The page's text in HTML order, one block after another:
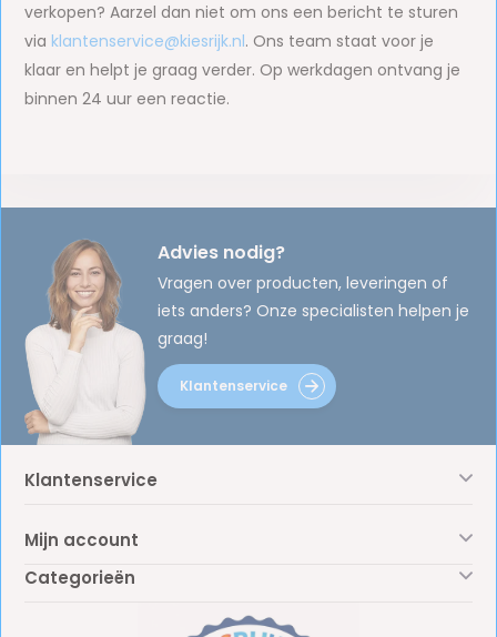
verkopen? Aarzel dan niet om ons een bericht te sturen
via klantenservice@kiesrijk.nl. Ons team staat voor je
klaar en helpt je graag verder. Op werkdagen ontvang je
binnen 24 uur een reactie.
Advies nodig?
Vragen over producten, leveringen of
iets anders? Onze specialisten helpen je
graag!
Klantenservice
Klantenservice
Mijn account
Categorieën